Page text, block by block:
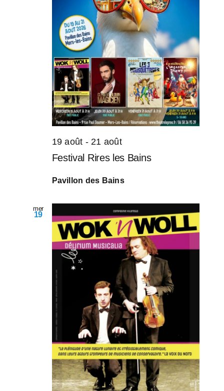
19 août - 21 août
Festival Rires les Bains
Pavillon des Bains
mer
19